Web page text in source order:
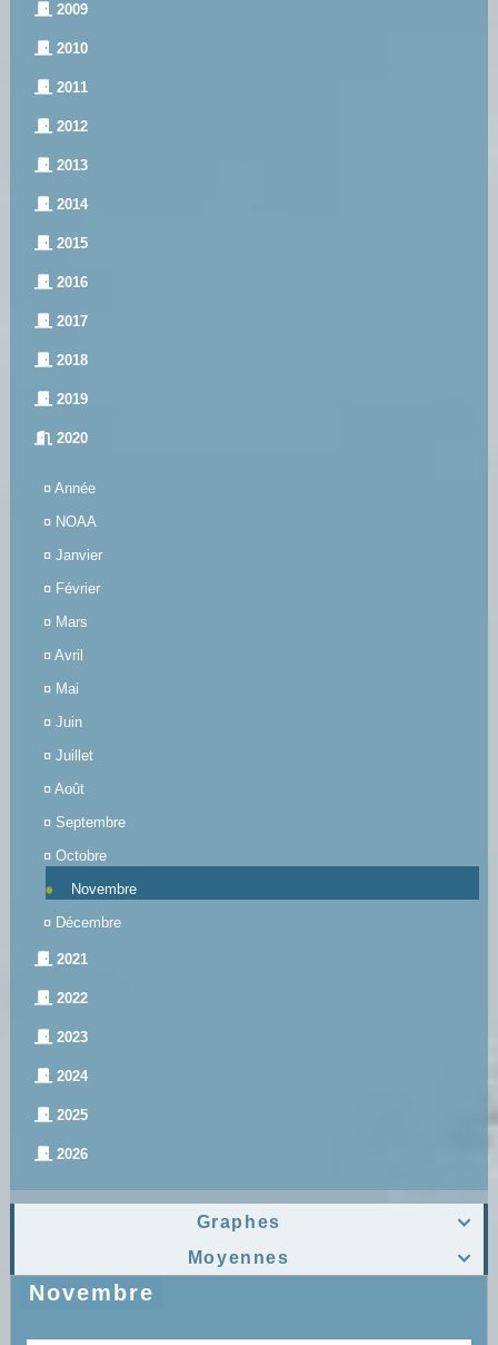
2009
2010
2011
2012
2013
2014
2015
2016
2017
2018
2019
2020
¤ Année
¤ NOAA
¤ Janvier
¤ Février
¤ Mars
¤ Avril
¤ Mai
¤ Juin
¤ Juillet
¤ Août
¤ Septembre
¤ Octobre
Novembre
¤ Décembre
2021
2022
2023
2024
2025
2026

Graphes

Moyennes
Novembre